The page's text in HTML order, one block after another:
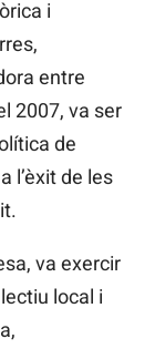
i
entre
2007, va ser
de
l’èxit de les
va exercir
local i